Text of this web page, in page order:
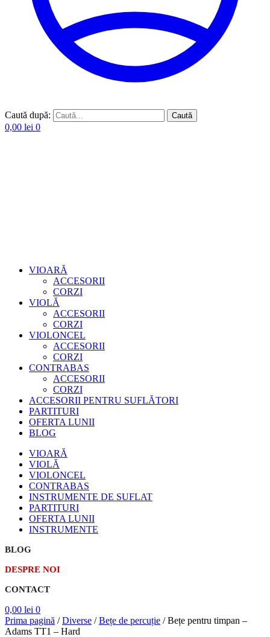
Caută după: Caută
0,00 lei 0
VIOARĂ
ACCESORII
CORZI
VIOLĂ
ACCESORII
CORZI
VIOLONCEL
ACCESORII
CORZI
CONTRABAS
ACCESORII
CORZI
ACCESORII PENTRU SUFLĂTORI
PARTITURI
OFERTA LUNII
BLOG
VIOARĂ
VIOLĂ
VIOLONCEL
CONTRABAS
INSTRUMENTE DE SUFLAT
PARTITURI
OFERTA LUNII
INSTRUMENTE
BLOG
DESPRE NOI
CONTACT
0,00 lei 0
Prima pagină /Diverse /Bețe de percuție /Bețe pentru timpan –
Adams TT1 – Hard